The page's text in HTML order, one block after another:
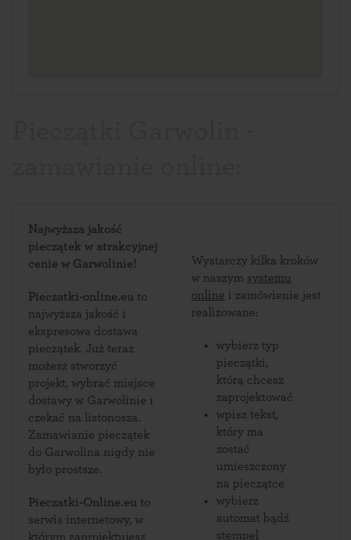
Najwyższa jakość
pieczątek w atrakcyjnej
cenie w Garwolinie!
Pieczatki-online.eu to
najwyższa jakość i
ekspresowa dostawa
pieczątek. Już teraz
możesz stworzyć
projekt, wybrać miejsce
dostawy w Garwolinie i
czekać na listonosza.
Zamawianie pieczątek
do Garwolina nigdy nie
było prostsze.
Pieczatki-Online.eu
serwis internetowy, w
którym zaprojektujesz
Wystarczy kilka kroków
w naszym systemu
online i zamówienie jest
realizowane:
wybierz typ
pieczątki,
którą chcesz
zaprojektować
wpisz tekst,
który ma
zostać
umieszczony
na pieczątce
wybierz
automat bądź
stempel